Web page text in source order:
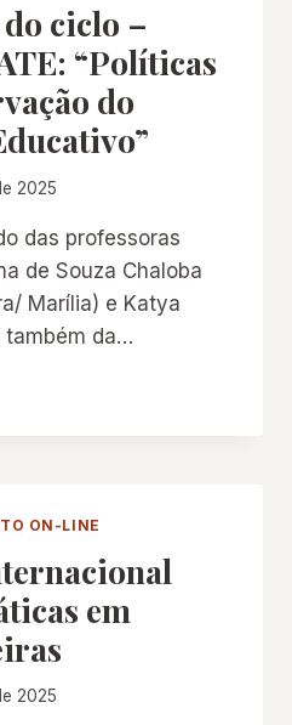
ciclo –
“Políticas
do
2025
das professoras
de Souza Chaloba
Marília) e Katya
também da…
ON-LINE
em
2025